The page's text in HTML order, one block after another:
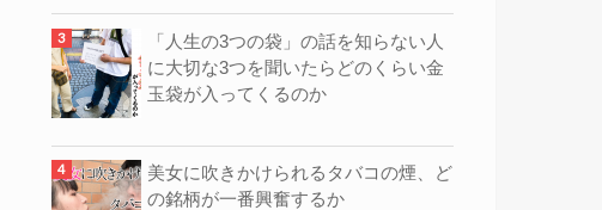
「人生の3つの袋」の話を知らない人
に大切な3つを聞いたらどのくらい金
玉袋が入ってくるのか
美女に吹きかけられるタバコの煙、ど
の銘柄が一番興奮するか